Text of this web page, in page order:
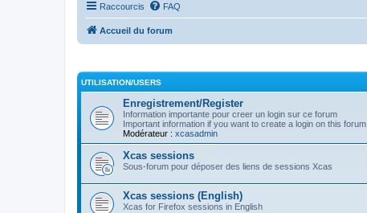
Raccourcis FAQ
Accueil du forum
UTILISATION/USERS
Enregistrement/Register
Information importante pour creer un login sur ce forum
Important information if you want to create a login on this forum
Modérateur : xcasadmin
Xcas sessions
Sous-forum pour déposer des liens de sessions Xcas
Xcas sessions (English)
Xcas for Firefox sessions in English